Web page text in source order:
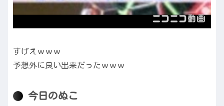
すげえｗｗｗ
予想外に良い出来だったｗｗｗ
今日のぬこ